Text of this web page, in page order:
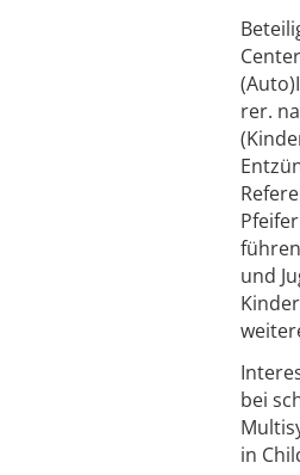
rer.
und
bei
in